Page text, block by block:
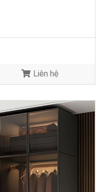
Liên hệ